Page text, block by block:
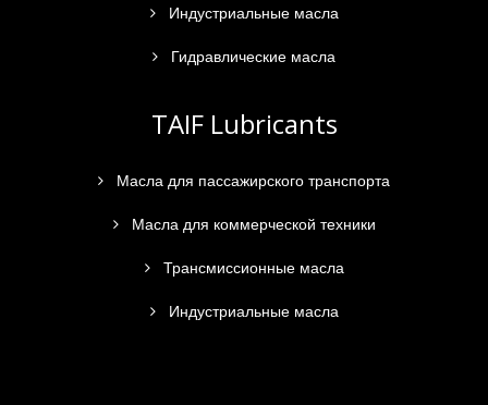
Индустриальные масла
Гидравлические масла
TAIF Lubricants
Масла для пассажирского транспорта
Масла для коммерческой техники
Трансмиссионные масла
Индустриальные масла